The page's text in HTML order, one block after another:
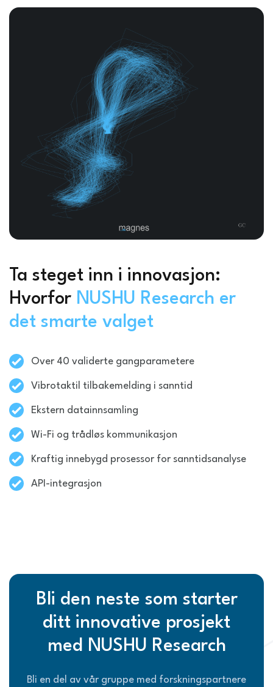
Ta steget inn i innovasjon:
Hvorfor NUSHU Research er
det smarte valget
Over 40 validerte gangparametere
Vibrotaktil tilbakemelding i sanntid
Ekstern datainnsamling
Wi-Fi og trådløs kommunikasjon
Kraftig innebygd prosessor for sanntidsanalyse
API-integrasjon
Bli den neste som starter
ditt innovative prosjekt
med NUSHU Research
Bli en del av vår gruppe med forskningspartnere